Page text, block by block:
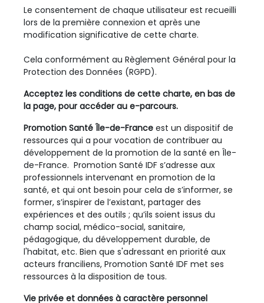
Le consentement de chaque utilisateur est recueilli
lors de la première connexion et après une
modification significative de cette charte.
Cela conformément au Règlement Général pour la
Protection des Données (RGPD).
Acceptez les conditions de cette charte, en bas de
la page, pour accéder au e-parcours.
Promotion Santé Île-de-France est un dispositif de
ressources qui a pour vocation de contribuer au
développement de la promotion de la santé en Île-
de-France. Promotion Santé IDF s’adresse aux
professionnels intervenant en promotion de la
santé, et qui ont besoin pour cela de s’informer, se
former, s’inspirer de l’existant, partager des
expériences et des outils ; qu’ils soient issus du
champ social, médico-social, sanitaire,
pédagogique, du développement durable, de
l'habitat, etc. Bien que s'adressant en priorité aux
acteurs franciliens, Promotion Santé IDF met ses
ressources à la disposition de tous.
Vie privée et données à caractère personnel